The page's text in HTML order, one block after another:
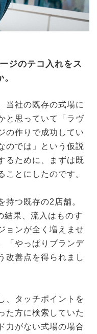
ジのテコ入れをス
当社の既存の式場に
と思っていて「ラヴ
の作りで成功してい
のでは」という仮説
るために、まずは既
ことにしたのです。
持つ既存の2店舗。
果、流入はものす
ョンが全く増えませ
「やっぱりブランデ
改善点を得られまし
、タッチポイントを
た方に検索していた
力がない式場の場合